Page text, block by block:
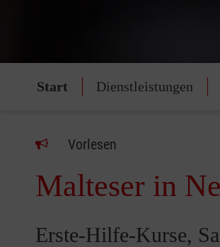
Start Dienstleistungen
Vorlesen
Malteser in
Erste-Hilfe-Kurse,